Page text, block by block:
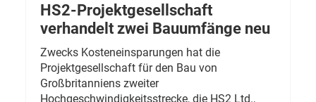
HS2-Projektgesellschaft
verhandelt zwei Bauumfänge neu
Zwecks Kosteneinsparungen hat die
Projektgesellschaft für den Bau von
Großbritanniens zweiter
Hochgeschwindigkeitsstrecke, die HS2 Ltd.,